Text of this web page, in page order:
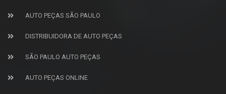
AUTO PEÇAS SÃO PAULO
DISTRIBUIDORA DE AUTO PEÇAS
SÃO PAULO AUTO PEÇAS
AUTO PEÇAS ONLINE